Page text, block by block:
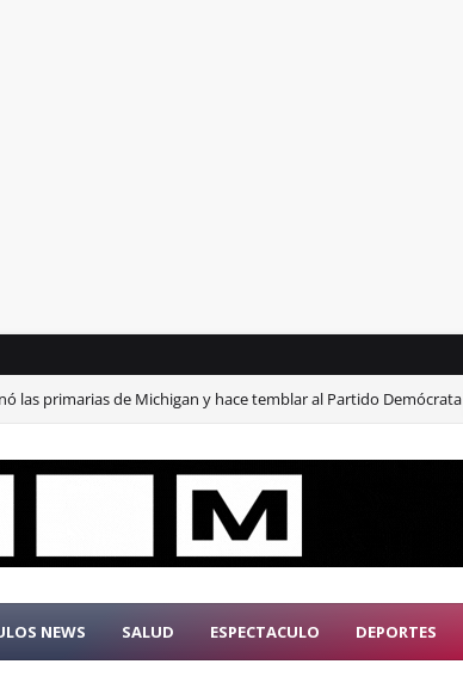
las primarias de Michigan y hace temblar al Partido Demócrata
NEWS SALUD ESPECTACULO DEPORTES